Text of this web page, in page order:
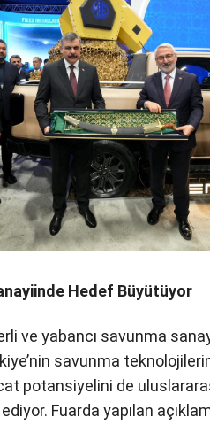
Hedef Büyütüyor
ve yabancı savunma
savunma
potansiyelini de
Fuarda yapılan